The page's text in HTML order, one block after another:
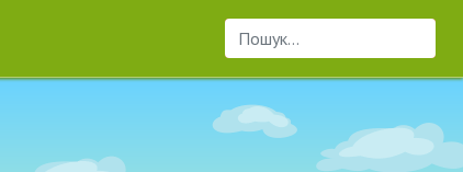
Пошук...